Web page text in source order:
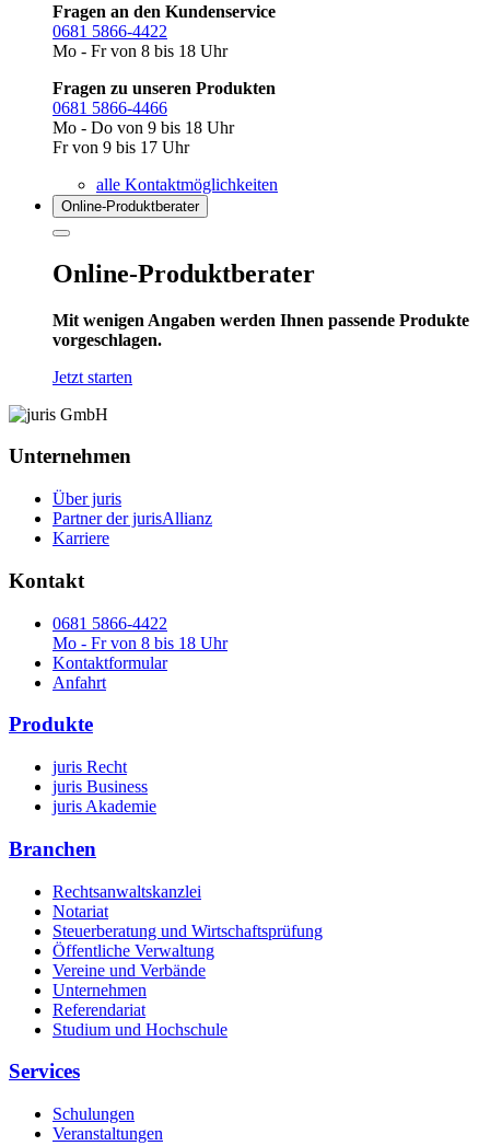
Fragen an den Kundenservice
0681 5866-4422
Mo - Fr von 8 bis 18 Uhr
Fragen zu unseren Produkten
0681 5866-4466
Mo - Do von 9 bis 18 Uhr
Fr von 9 bis 17 Uhr
alle Kontaktmöglichkeiten
Online-Produkt­berater
Online-Produktberater
Mit wenigen Angaben werden Ihnen passende Produkte
vorgeschlagen.
Jetzt starten
Unternehmen
Über juris
Partner der jurisAllianz
Karriere
Kontakt
0681 5866-4422
Mo - Fr von 8 bis 18 Uhr
Kontaktformular
Anfahrt
Produkte
juris Recht
juris Business
juris Akademie
Branchen
Rechtsanwaltskanzlei
Notariat
Steuerberatung und Wirtschaftsprüfung
Öffentliche Verwaltung
Vereine und Verbände
Unternehmen
Referendariat
Studium und Hochschule
Services
Schulungen
Veranstaltungen